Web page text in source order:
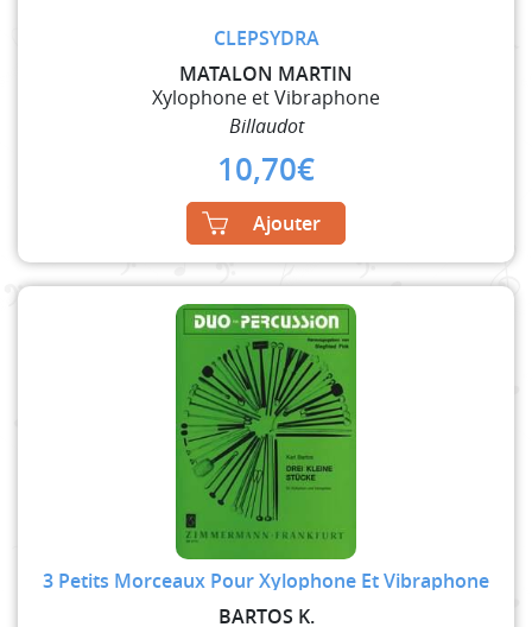
CLEPSYDRA
MATALON MARTIN
Xylophone et Vibraphone
Billaudot
10,70€
Ajouter
3 Petits Morceaux Pour Xylophone Et Vibraphone
BARTOS K.